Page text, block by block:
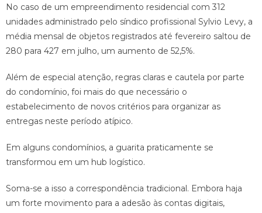
No caso de um empreendimento residencial com 312
unidades administrado pelo síndico profissional Sylvio Levy, a
média mensal de objetos registrados até fevereiro saltou de
280 para 427 em julho, um aumento de 52,5%.
Além de especial atenção, regras claras e cautela por parte
do condomínio, foi mais do que necessário o
estabelecimento de novos critérios para organizar as
entregas neste período atípico.
Em alguns condomínios, a guarita praticamente se
transformou em um hub logístico.
Soma-se a isso a correspondência tradicional. Embora haja
um forte movimento para a adesão às contas digitais,